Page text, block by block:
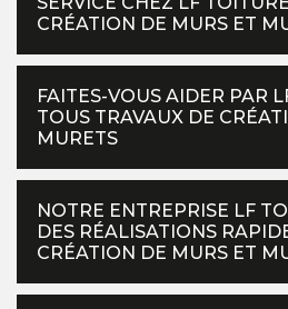
CRÉATION DE MURS ET
FAITES-VOUS AIDER PAR
TOUS TRAVAUX DE
MURETS
NOTRE ENTREPRISE LF
DES RÉALISATIONS
CRÉATION DE MURS ET